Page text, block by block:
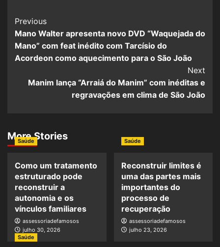
Previous
Mano Walter apresenta novo DVD “Waquejada do
Mano” com feat inédito com Tarcísio do
Acordeon como aquecimento para o São João
Next
Manim lança “Arraiá do Manim” com inéditas e
regravações em clima de São João
More Stories
Saúde
Como um tratamento
estruturado pode
reconstruir a
autonomia e os
vínculos familiares
assessoriadefamosos
julho 30, 2026
Saúde
Reconstruir limites é
uma das partes mais
importantes do
processo de
recuperação
assessoriadefamosos
julho 23, 2026
Saúde